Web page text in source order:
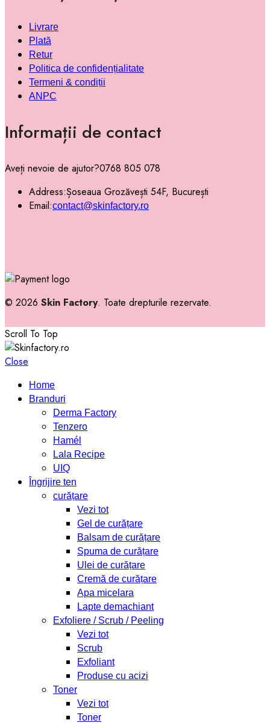
Livrare
Plată
Retur
Politica de confidențialitate
Termeni & condiții
ANPC
Informații de contact
Aveți nevoie de ajutor?0768 805 078
Address:Șoseaua Grozăvești 54F, București
Email:contact@skinfactory.ro
© 2026 Skin Factory. Toate drepturile rezervate.
Scroll To Top
Close
Home
Branduri
Derma Factory
Tenzero
Hamél
Lala Recipe
UIQ
Îngrijire ten
curățare
Vezi tot
Gel de curățare
Balsam de curățare
Spuma de curățare
Ulei de curățare
Cremă de curățare
Apa micelara
Lapte demachiant
Exfoliere / Scrub / Peeling
Vezi tot
Scrub
Exfoliant
Produse cu acizi
Toner
Vezi tot
Toner